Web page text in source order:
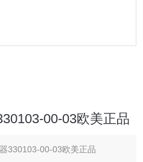
00-03欧美正品
330103-00-03欧美正品